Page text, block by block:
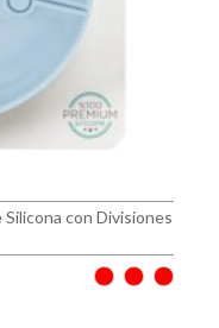
con Divisiones